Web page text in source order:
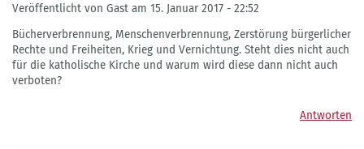
Veröffentlicht von Gast am 15. Januar 2017 - 22:52
Bücherverbrennung, Menschenverbrennung, Zerstörung bürgerlicher
Rechte und Freiheiten, Krieg und Vernichtung. Steht dies nicht auch
für die katholische Kirche und warum wird diese dann nicht auch
verboten?
Antworten